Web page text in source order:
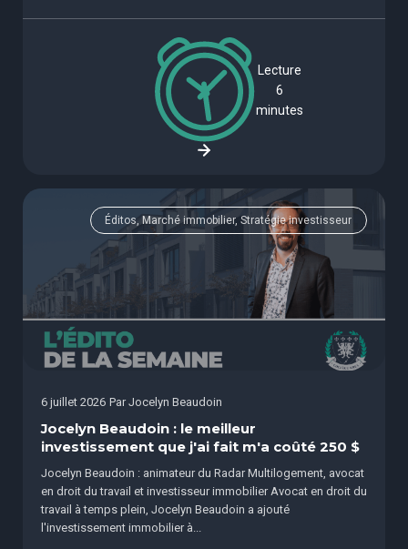
Lecture
6
minutes
Éditos, Marché immobilier, Stratégie investisseur
6 juillet 2026 Par Jocelyn Beaudoin
Jocelyn Beaudoin : le meilleur
investissement que j'ai fait m'a coûté 250 $
Jocelyn Beaudoin : animateur du Radar Multilogement, avocat
en droit du travail et investisseur immobilier Avocat en droit du
travail à temps plein, Jocelyn Beaudoin a ajouté
l'investissement immobilier à...